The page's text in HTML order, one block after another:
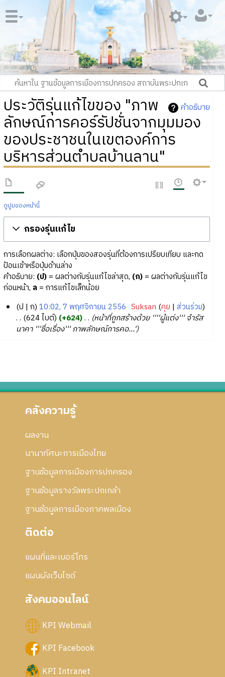
คำอธิบาย
ประวัติรุ่นแก้ไขของ "ภาพ
ลักษณ์การคอร์รัปชั่นจากมุมมอง
ของประชาชนในเขตองค์การ
บริหารส่วนตำบลบ้านลาน"
ดูปูมของหน้านี้
กรองรุ่นแก้ไข
การเลือกผลต่าง: เลือกปุ่มของสองรุ่นที่ต้องการเปรียบเทียบ และกด
ป้อนเข้าหรือปุ่มด้านล่าง
คำอธิบาย: (ป)= ผลต่างกับรุ่นแก้ไขล่าสุด, (ก)= ผลต่างกับรุ่นแก้ไข
ก่อนหน้า, ล= การแก้ไขเล็กน้อย
ก
า
ป ก 10:02, 7 พฤศจิกายน 2556 Suksan คุย ส่วนร่วม
624 ไบต์
+624 ‎
หน้าที่ถูกสร้างด้วย ''''ผู้แต่ง''' จำรัส
นาคา '''ชื่อเรื่อง''' ภาพลักษณ์การคอ...'
คลังความรู้
ผลงาน
นานาทัศนะการเมืองไทย
ฐานข้อมูลการเมืองการปกครอง
ฐานข้อมูลรางวัลพระปกเกล้า
ฐานข้อมูลการเมืองภาคพลเมือง
ติดต่อ
แผนที่และเบอร์โทร
แผนผังเว็บไซด์
สังคมออนไลน์
KPI Webmail
KPI Facebook
KPI Intranet